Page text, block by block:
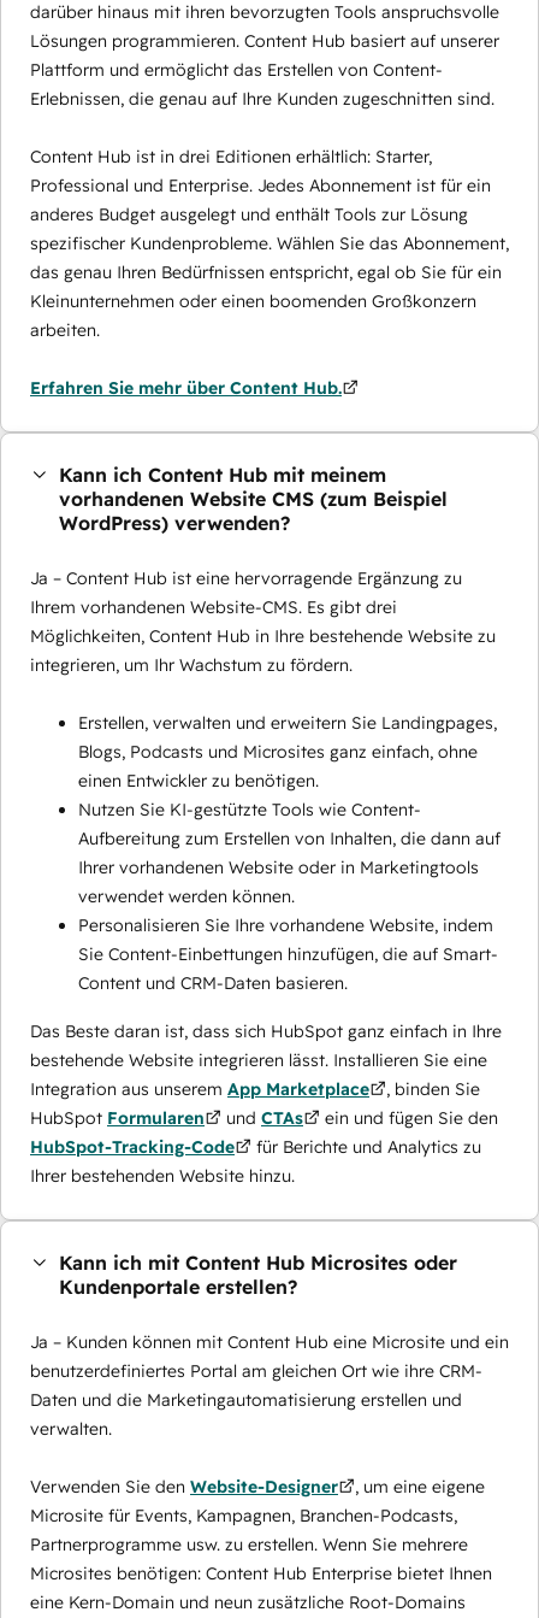
darüber hinaus mit ihren bevorzugten Tools anspruchsvolle
Lösungen programmieren. Content Hub basiert auf unserer
Plattform und ermöglicht das Erstellen von Content-
Erlebnissen, die genau auf Ihre Kunden zugeschnitten sind.
Content Hub ist in drei Editionen erhältlich: Starter,
Professional und Enterprise. Jedes Abonnement ist für ein
anderes Budget ausgelegt und enthält Tools zur Lösung
spezifischer Kundenprobleme. Wählen Sie das Abonnement,
das genau Ihren Bedürfnissen entspricht, egal ob Sie für ein
Kleinunternehmen oder einen boomenden Großkonzern
arbeiten.
Erfahren Sie mehr über Content Hub.
Kann ich Content Hub mit meinem
vorhandenen Website CMS (zum Beispiel
WordPress) verwenden?
Ja – Content Hub ist eine hervorragende Ergänzung zu
Ihrem vorhandenen Website-CMS. Es gibt drei
Möglichkeiten, Content Hub in Ihre bestehende Website zu
integrieren, um Ihr Wachstum zu fördern.
Erstellen, verwalten und erweitern Sie Landingpages,
Blogs, Podcasts und Microsites ganz einfach, ohne
einen Entwickler zu benötigen.
Nutzen Sie KI-gestützte Tools wie Content-
Aufbereitung zum Erstellen von Inhalten, die dann auf
Ihrer vorhandenen Website oder in Marketingtools
verwendet werden können.
Personalisieren Sie Ihre vorhandene Website, indem
Sie Content-Einbettungen hinzufügen, die auf Smart-
Content und CRM-Daten basieren.
Das Beste daran ist, dass sich HubSpot ganz einfach in Ihre
bestehende Website integrieren lässt. Installieren Sie eine
Integration aus unserem App Marketplace
, binden Sie
HubSpot Formularen und CTAs
ein und fügen Sie den
HubSpot-Tracking-Code
für Berichte und Analytics zu
Ihrer bestehenden Website hinzu.
Kann ich mit Content Hub Microsites oder
Kundenportale erstellen?
Ja – Kunden können mit Content Hub eine Microsite und ein
benutzerdefiniertes Portal am gleichen Ort wie ihre CRM-
Daten und die Marketingautomatisierung erstellen und
verwalten.
Verwenden Sie den Website-Designer
, um eine eigene
Microsite für Events, Kampagnen, Branchen-Podcasts,
Partnerprogramme usw. zu erstellen. Wenn Sie mehrere
Microsites benötigen: Content Hub Enterprise bietet Ihnen
eine Kern-Domain und neun zusätzliche Root-Domains